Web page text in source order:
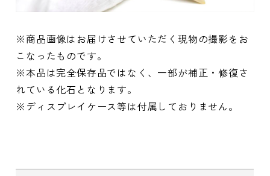
※商品画像はお届けさせていただく現物の撮影をお
こなったものです。
※本品は完全保存品ではなく、一部が補正・修復さ
れている化石となります。
※ディスプレイケース等は付属しておりません。